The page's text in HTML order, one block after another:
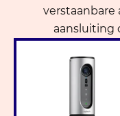
verstaanbare
aansluiting